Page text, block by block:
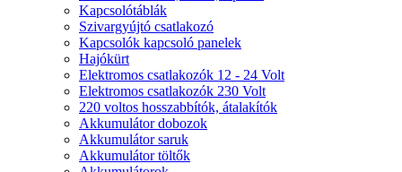
Kapcsolótáblák
Szivargyújtó csatlakozó
Kapcsolók kapcsoló panelek
Hajókürt
Elektromos csatlakozók 12 - 24 Volt
Elektromos csatlakozók 230 Volt
220 voltos hosszabbítók, átalakítók
Akkumulátor dobozok
Akkumulátor saruk
Akkumulátor töltők